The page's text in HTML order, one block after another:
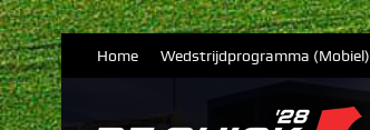
Home Wedstrijdprogramma (Mobiel)